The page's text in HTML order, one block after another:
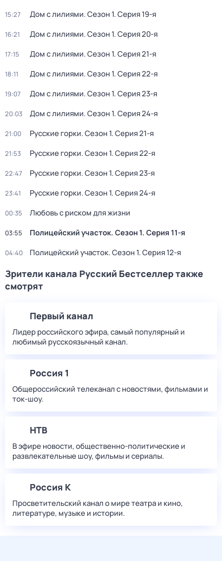
15:27 Дом с лилиями. Сезон 1. Серия 19-я
16:21 Дом с лилиями. Сезон 1. Серия 20-я
17:15 Дом с лилиями. Сезон 1. Серия 21-я
18:11 Дом с лилиями. Сезон 1. Серия 22-я
19:07 Дом с лилиями. Сезон 1. Серия 23-я
20:03 Дом с лилиями. Сезон 1. Серия 24-я
21:00 Русские горки. Сезон 1. Серия 21-я
21:53 Русские горки. Сезон 1. Серия 22-я
22:47 Русские горки. Сезон 1. Серия 23-я
23:41 Русские горки. Сезон 1. Серия 24-я
00:35 Любовь с риском для жизни
03:55 Полицейский участок. Сезон 1. Серия 11-я
04:40 Полицейский участок. Сезон 1. Серия 12-я
Зрители канала Русский Бестселлер также
смотрят
Первый канал
Лидер российского эфира, самый популярный и
любимый русскоязычный канал.
Россия 1
Общероссийский телеканал с новостями, фильмами и
ток-шоу.
НТВ
В эфире новости, общественно-политические и
развлекательные шоу, фильмы и сериалы.
Россия К
Просветительский канал о мире театра и кино,
литературе, музыке и истории.